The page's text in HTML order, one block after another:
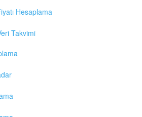
Hesaplama
Takvimi